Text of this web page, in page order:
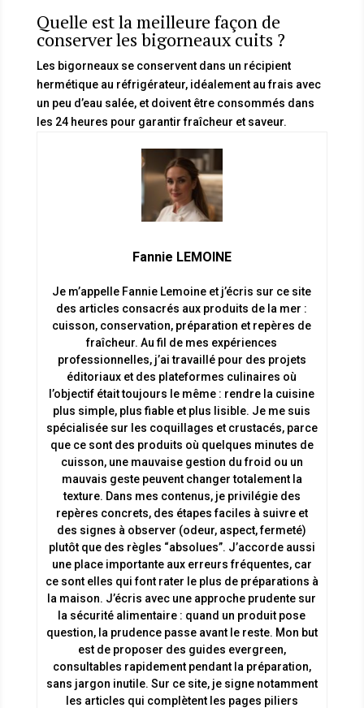
Quelle est la meilleure façon de
conserver les bigorneaux cuits ?
Les bigorneaux se conservent dans un récipient
hermétique au réfrigérateur, idéalement au frais avec
un peu d’eau salée, et doivent être consommés dans
les 24 heures pour garantir fraîcheur et saveur.
Fannie LEMOINE
Je m’appelle Fannie Lemoine et j’écris sur ce site
des articles consacrés aux produits de la mer :
cuisson, conservation, préparation et repères de
fraîcheur. Au fil de mes expériences
professionnelles, j’ai travaillé pour des projets
éditoriaux et des plateformes culinaires où
l’objectif était toujours le même : rendre la cuisine
plus simple, plus fiable et plus lisible. Je me suis
spécialisée sur les coquillages et crustacés, parce
que ce sont des produits où quelques minutes de
cuisson, une mauvaise gestion du froid ou un
mauvais geste peuvent changer totalement la
texture. Dans mes contenus, je privilégie des
repères concrets, des étapes faciles à suivre et
des signes à observer (odeur, aspect, fermeté)
plutôt que des règles “absolues”. J’accorde aussi
une place importante aux erreurs fréquentes, car
ce sont elles qui font rater le plus de préparations à
la maison. J’écris avec une approche prudente sur
la sécurité alimentaire : quand un produit pose
question, la prudence passe avant le reste. Mon but
est de proposer des guides evergreen,
consultables rapidement pendant la préparation,
sans jargon inutile. Sur ce site, je signe notamment
les articles qui complètent les pages piliers